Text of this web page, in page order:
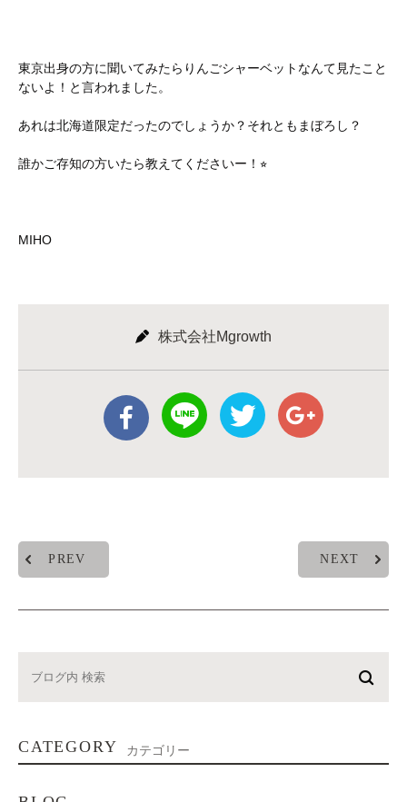
東京出身の方に聞いてみたらりんごシャーベットなんて見たこと
ないよ！と言われました。
あれは北海道限定だったのでしょうか？それともまぼろし？
誰かご存知の方いたら教えてくださいー！⭐︎
MIHO
株式会社Mgrowth
PREV NEXT
CATEGORY カテゴリー